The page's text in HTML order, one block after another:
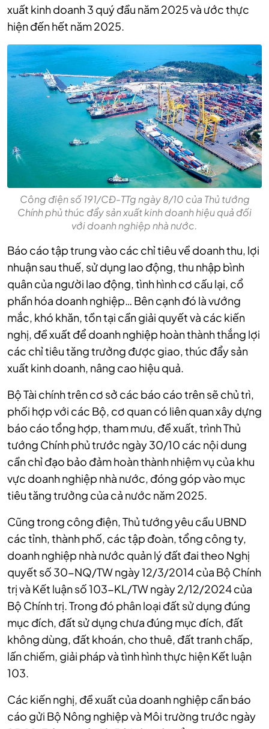
xuất kinh doanh 3 quý đầu năm 2025 và ước thực
hiện đến hết năm 2025.
Công điện số 191/CĐ-TTg ngày 8/10 của Thủ tướng
Chính phủ thúc đẩy sản xuất kinh doanh hiệu quả đối
với doanh nghiệp nhà nước.
Báo cáo tập trung vào các chỉ tiêu về doanh thu, lợi
nhuận sau thuế, sử dụng lao động, thu nhập bình
quân của người lao động, tình hình cơ cấu lại, cổ
phần hóa doanh nghiệp… Bên cạnh đó là vướng
mắc, khó khăn, tồn tại cần giải quyết và các kiến
nghị, đề xuất để doanh nghiệp hoàn thành thắng lợi
các chỉ tiêu tăng trưởng được giao, thúc đẩy sản
xuất kinh doanh, nâng cao hiệu quả.
Bộ Tài chính trên cơ sở các báo cáo trên sẽ chủ trì,
phối hợp với các Bộ, cơ quan có liên quan xây dựng
báo cáo tổng hợp, tham mưu, đề xuất, trình Thủ
tướng Chính phủ trước ngày 30/10 các nội dung
cần chỉ đạo bảo đảm hoàn thành nhiệm vụ của khu
vực doanh nghiệp nhà nước, đóng góp vào mục
tiêu tăng trưởng của cả nước năm 2025.
Cũng trong công điện, Thủ tướng yêu cầu UBND
các tỉnh, thành phố, các tập đoàn, tổng công ty,
doanh nghiệp nhà nước quản lý đất đai theo Nghị
quyết số 30-NQ/TW ngày 12/3/2014 của Bộ Chính
trị và Kết luận số 103-KL/TW ngày 2/12/2024 của
Bộ Chính trị. Trong đó phân loại đất sử dụng đúng
mục đích, đất sử dụng chưa đúng mục đích, đất
không dùng, đất khoán, cho thuê, đất tranh chấp,
lấn chiếm, giải pháp và tình hình thực hiện Kết luận
103.
Các kiến nghị, đề xuất của doanh nghiệp cần báo
cáo gửi Bộ Nông nghiệp và Môi trường trước ngày